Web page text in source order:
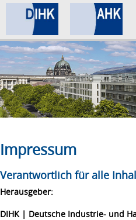
Home
Datenschutz
Impressum
Impressum
Verantwortlich für alle
Herausgeber:
DIHK | Deutsche Industrie- und